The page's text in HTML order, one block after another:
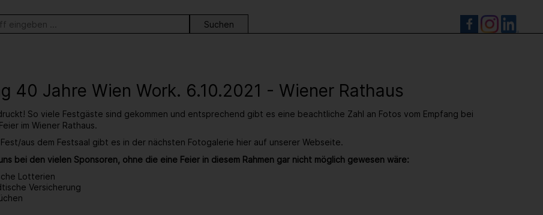
40 Jahre Wien Work. 6.10.2021 - Wiener Rathaus
So viele Festgäste sind gekommen und entsprechend gibt es eine beachtliche Zahl an Fotos vom Empfang bei
im Wiener Rathaus.
aus dem Festsaal gibt es in der nächsten Fotogalerie hier auf unserer Webseite.
bei den vielen Sponsoren, ohne die eine Feier in diesem Rahmen gar nicht möglich gewesen wäre:
Lotterien
Versicherung